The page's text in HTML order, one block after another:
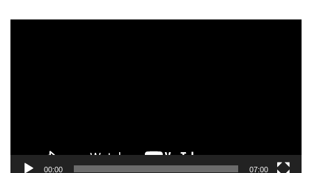
00:00 07:00